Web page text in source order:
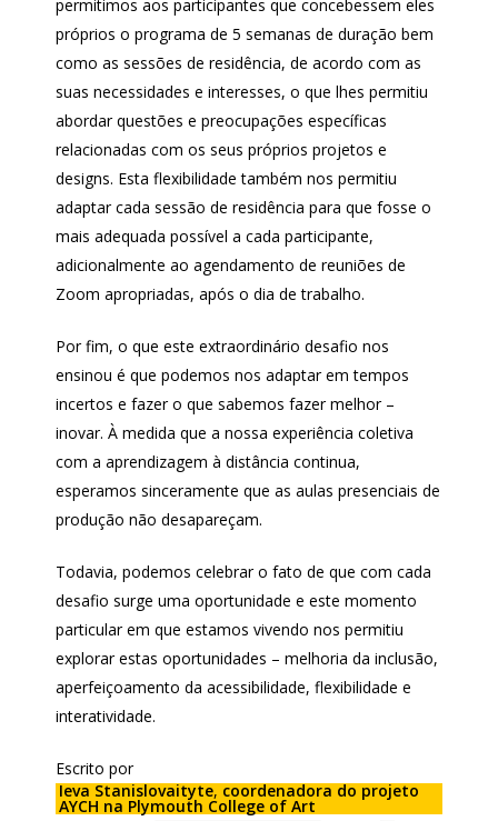
permitimos aos participantes que concebessem eles
próprios o programa de 5 semanas de duração bem
como as sessões de residência, de acordo com as
suas necessidades e interesses, o que lhes permitiu
abordar questões e preocupações específicas
relacionadas com os seus próprios projetos e
designs. Esta flexibilidade também nos permitiu
adaptar cada sessão de residência para que fosse o
mais adequada possível a cada participante,
adicionalmente ao agendamento de reuniões de
Zoom apropriadas, após o dia de trabalho.
Por fim, o que este extraordinário desafio nos
ensinou é que podemos nos adaptar em tempos
incertos e fazer o que sabemos fazer melhor –
inovar. À medida que a nossa experiência coletiva
com a aprendizagem à distância continua,
esperamos sinceramente que as aulas presenciais de
produção não desapareçam.
Todavia, podemos celebrar o fato de que com cada
desafio surge uma oportunidade e este momento
particular em que estamos vivendo nos permitiu
explorar estas oportunidades – melhoria da inclusão,
aperfeiçoamento da acessibilidade, flexibilidade e
interatividade.
Escrito por
Ieva Stanislovaityte,coordenadora do projeto
AYCH na Plymouth College of Art